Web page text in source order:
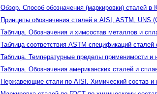
Обзор. Способ обозначения (маркировки) сталей в
Принципы обозначения сталей в AISI, ASTM, UNS
Таблица. Обозначения и химсостав металлов и
Таблица соответствия ASTM спецификаций
Таблица. Температурные пределы применимости и
Таблица. Обозначения американских сталей и
Нержавеющие стали по AISI. Химический состав и